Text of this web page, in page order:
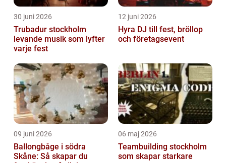
30 juni 2026
Trubadur stockholm
levande musik som lyfter
varje fest
12 juni 2026
Hyra DJ till fest, bröllop
och företagsevent
09 juni 2026
Ballongbåge i södra
Skåne: Så skapar du
06 maj 2026
Teambuilding stockholm
som skapar starkare